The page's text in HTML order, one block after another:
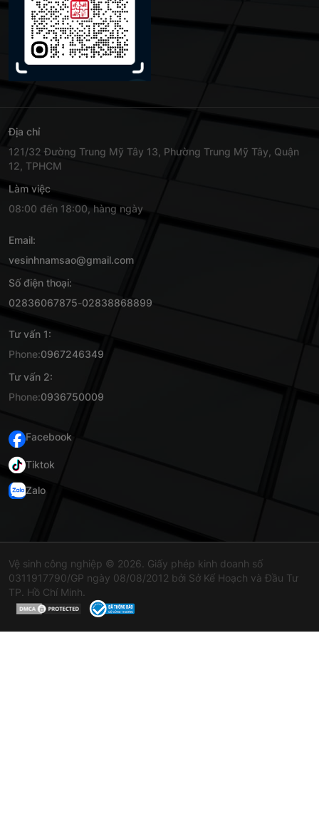
Địa chỉ
121/32 Đường Trung Mỹ Tây 13, Phường Trung Mỹ Tây, Quận
12, TPHCM
Làm việc
08:00 đến 18:00, hàng ngày
Email:
vesinhnamsao@gmail.com
Số điện thoại:
02836067875-02838868899
Tư vấn 1:
Phone:0967246349
Tư vấn 2:
Phone:0936750009
Facebook
Tiktok
Zalo
Vệ sinh công nghiệp © 2026. Giấy phép kinh doanh số
0311917790/GP ngày 08/08/2012 bởi Sở Kế Hoạch và Đầu Tư
TP. Hồ Chí Minh.